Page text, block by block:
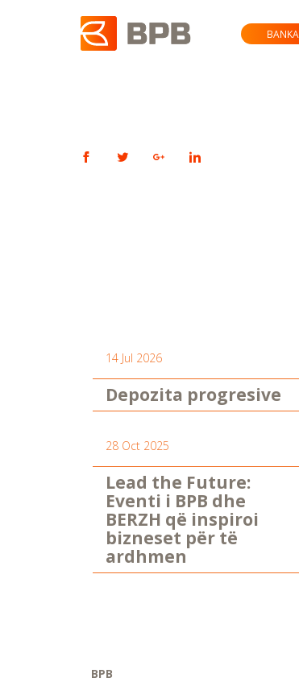
BANKA
14 Jul 2026
Depozita progresive
28 Oct 2025
Lead the Future:
Eventi i BPB dhe
BERZH që inspiroi
bizneset për të
ardhmen
BPB